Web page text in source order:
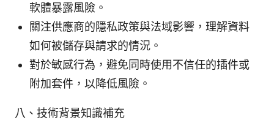
軟體暴露風險。
關注供應商的隱私政策與法域影響，理解資料
如何被儲存與請求的情況。
對於敏感行為，避免同時使用不信任的插件或
附加套件，以降低風險。
八、技術背景知識補充